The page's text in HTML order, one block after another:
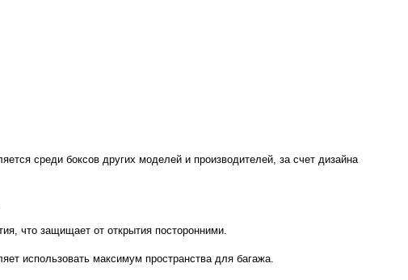
среди боксов других моделей и производителей, за счет дизайна
что защищает от открытия посторонними.
использовать максимум пространства для багажа.